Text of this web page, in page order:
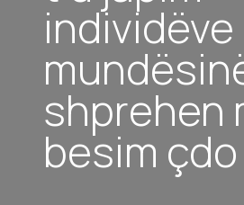
individëve
shprehen
besim